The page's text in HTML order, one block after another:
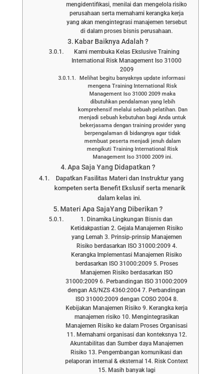
mengidentifikasi, menilai dan mengelola risiko
perusahaan serta memahami kerangka kerja
yang akan mengintegrasi manajemen tersebut
di dalam proses bisnis perusahaan.
Kabar Baiknya Adalah ?
Kami membuka Kelas Ekslusive Training
International Risk Management Iso 31000
2009
Melihat begitu banyaknya update informasi
mengena Training International Risk
Management Iso 31000 2009 maka
dibutuhkan pendalaman yang lebih
komprehensif melalui sebuah pelatihan. Dan
menjadi sebuah kebutuhan bagi Anda untuk
bekerjasama dengan training provider yang
berpengalaman di bidangnya agar tidak
membuat peserta menjadi jenuh dalam
mengikuti Training International Risk
Management Iso 31000 2009 ini.
Apa Saja Yang Didapatkan ?
Dapatkan Fasilitas Materi dan Instruktur yang
kompeten serta Benefit Ekslusif serta menarik
dalam kelas ini.
Materi Apa SajaYang Diberikan ?
1. Dinamika Lingkungan Bisnis dan
Ketidakpastian 2. Gejala Manajemen Risiko
yang Lemah 3. Prinsip-prinsip Manajemen
Risiko berdasarkan ISO 31000:2009 4.
Kerangka Implementasi Manajemen Risiko
berdasarkan ISO 31000:2009 5. Proses
Manajemen Risiko berdasarkan ISO
31000:2009 6. Perbandingan ISO 31000:2009
dengan AS/NZS 4360:2004 7. Perbandingan
ISO 31000:2009 dengan COSO 2004 8.
Kebijakan Manajemen Risiko 9. Kerangka kerja
manajemen risiko 10. Mengintegrasikan
Manajemen Risiko ke dalam Proses Organisasi
11. Memahami organisasi dan konteksnya 12.
Akuntabilitas dan Sumber daya Manajemen
Risiko 13. Pengembangan komunikasi dan
pelaporan internal & eksternal 14. Risk Context
15. Masih banyak lagi